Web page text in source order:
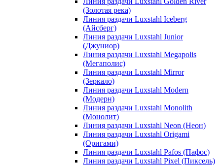
(Золотая река)
Линия раздачи Luxstahl Iceberg
(Айсберг)
Линия раздачи Luxstahl Junior
(Джуниор)
Линия раздачи Luxstahl Megapolis
(Мегаполис)
Линия раздачи Luxstahl Mirror
(Зеркало)
Линия раздачи Luxstahl Modern
(Модерн)
Линия раздачи Luxstahl Monolith
(Монолит)
Линия раздачи Luxstahl Neon (Неон)
Линия раздачи Luxstahl Origami
(Оригами)
Линия раздачи Luxstahl Pafos (Пафос)
Линия раздачи Luxstahl Pixel (Пиксель)